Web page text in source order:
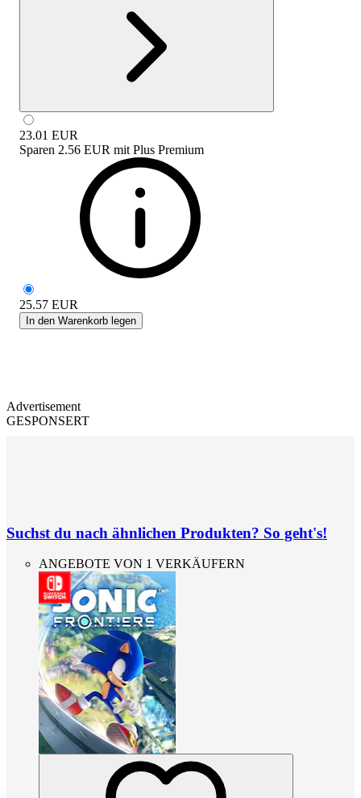
23.01 EUR
Sparen 2.56 EUR mit Plus Premium
25.57 EUR
In den Warenkorb legen
Advertisement
GESPONSERT
Suchst du nach ähnlichen Produkten? So geht's!
ANGEBOTE VON 1 VERKÄUFERN